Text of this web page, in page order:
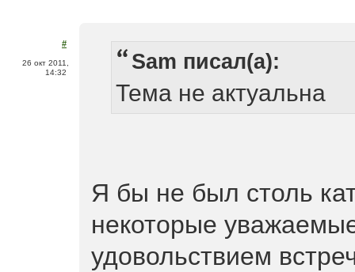
#
26 окт 2011,
14:32
Sam писал(а):
Тема не актуальна
Я бы не был столь
некоторые
удовольствием